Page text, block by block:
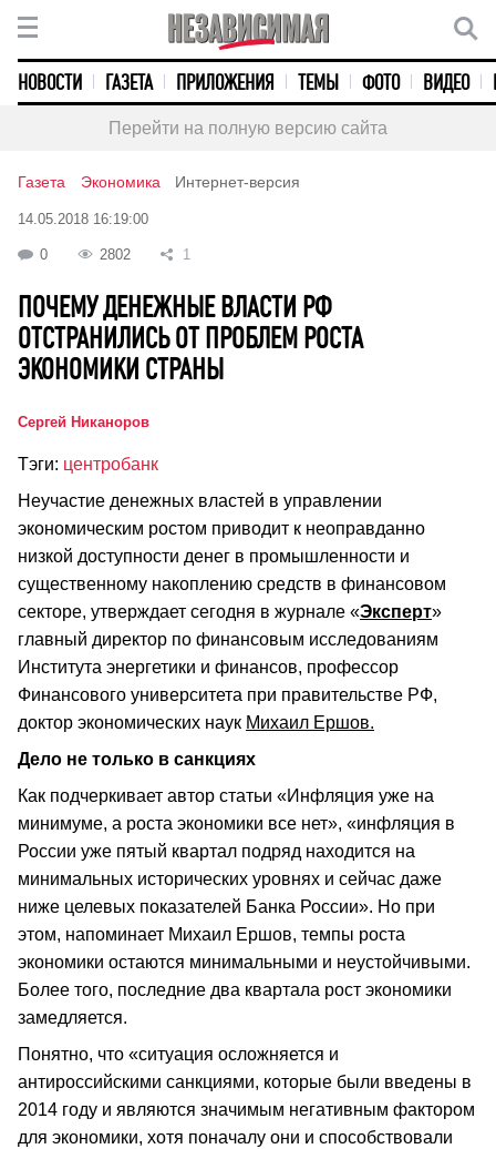
НОВОСТИ ГАЗЕТА ПРИЛОЖЕНИЯ ТЕМЫ ФОТО ВИДЕО
Перейти на полную версию сайта
Газета Экономика Интернет-версия
14.05.2018 16:19:00
0 2802 1
ПОЧЕМУ ДЕНЕЖНЫЕ ВЛАСТИ РФ
ОТСТРАНИЛИСЬ ОТ ПРОБЛЕМ РОСТА
ЭКОНОМИКИ СТРАНЫ
Сергей Никаноров
Тэги: центробанк
Неучастие денежных властей в управлении
экономическим ростом приводит к неоправданно
низкой доступности денег в промышленности и
существенному накоплению средств в финансовом
секторе, утверждает сегодня в журнале «Эксперт»
главный директор по финансовым исследованиям
Института энергетики и финансов, профессор
Финансового университета при правительстве РФ,
доктор экономических наук Михаил Ершов.
Дело не только в санкциях
Как подчеркивает автор статьи «Инфляция уже на
минимуме, а роста экономики все нет», «инфляция в
России уже пятый квартал подряд находится на
минимальных исторических уровнях и сейчас даже
ниже целевых показателей Банка России». Но при
этом, напоминает Михаил Ершов, темпы роста
экономики остаются минимальными и неустойчивыми.
Более того, последние два квартала рост экономики
замедляется.
Понятно, что «ситуация осложняется и
антироссийскими санкциями, которые были введены в
2014 году и являются значимым негативным фактором
для экономики, хотя поначалу они и способствовали